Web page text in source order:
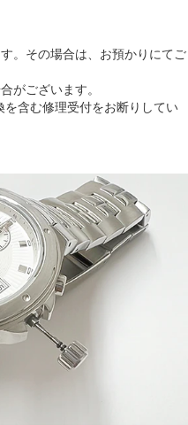
。その場合は、お預かりにてご
がございます。
含む修理受付をお断りしてい